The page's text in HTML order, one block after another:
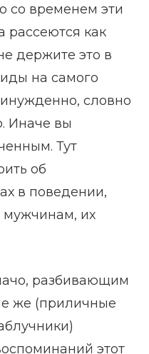
со временем эти
рассеются как
держите это в
на самого
словно
Иначе вы
Тут
об
в поведении,
мужчинам, их
разбивающим
же (приличные
этот